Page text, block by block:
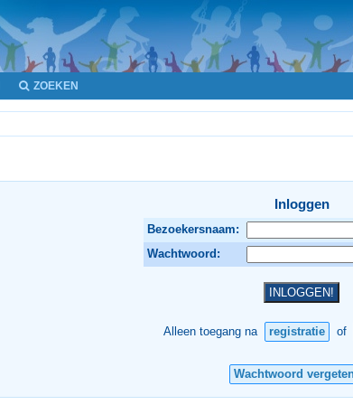
ZOEKEN
Inloggen
Bezoekersnaam:
Wachtwoord:
Alleen toegang na registratie of
Wachtwoord